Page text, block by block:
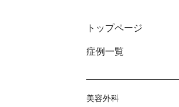
トップページ
症例⼀覧
美容外科